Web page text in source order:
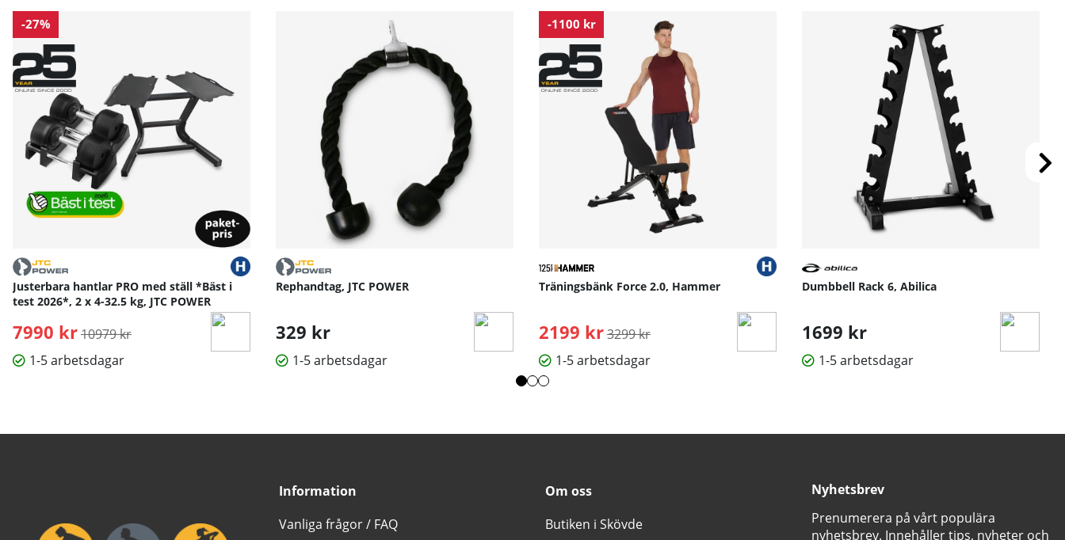
-27%
Justerbara hantlar PRO med ställ *Bäst i
test 2026*, 2 x 4-32.5 kg, JTC POWER
7990 kr Ordinarie pris:
10979 kr
1-5 arbetsdagar
Rephandtag, JTC POWER
329 kr
1-5 arbetsdagar
-1100 kr
Träningsbänk Force 2.0, Hammer
2199 kr Ordinarie pris:
3299 kr
1-5 arbetsdagar
Dumbbell Rack 6, Abilica
1699 kr
1-5 arbetsdagar
Information
Vanliga frågor / FAQ
Om oss
Butiken i Skövde
Nyhetsbrev
Prenumerera på vårt populära
nyhetsbrev. Innehåller tips, nyheter och